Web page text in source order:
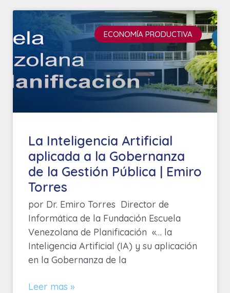
ECONOMÍA PRODUCTIVA
La Inteligencia Artificial
aplicada a la Gobernanza
de la Gestión Pública | Emiro
Torres
por Dr. Emiro Torres Director de
Informática de la Fundación Escuela
Venezolana de Planificación «… la
Inteligencia Artificial (IA) y su aplicación
en la Gobernanza de la
Leer mas »